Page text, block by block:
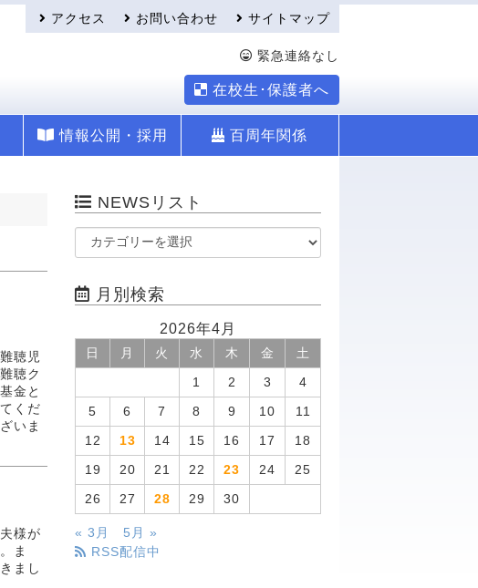
サイトマップ
お問い合わせ
アクセス
緊急連絡なし
在校生･保護者へ
情報公開・採用 百周年関係
聴児
聴ク
金と
くだ
いま
様が
ま
まし
NEWSリスト
月別検索
2026年4月
日 月 火 水 木 金 土
1 2 3 4
5 6 7 8 9 10 11
12 13 14 15 16 17 18
19 20 21 22 23 24 25
26 27 28 29 30
« 3月
5月 »
RSS配信中